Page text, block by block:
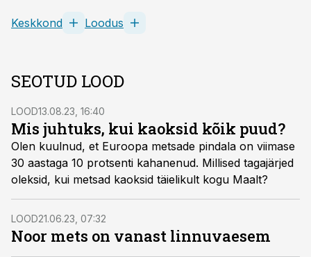
Keskkond Loodus
SEOTUD LOOD
LOOD13.08.23, 16:40
Mis juhtuks, kui kaoksid kõik puud?
Olen kuulnud, et Euroopa metsade pindala on viimase
30 aastaga 10 protsenti kahanenud. Millised tagajärjed
oleksid, kui metsad kaoksid täielikult kogu Maalt?
LOOD21.06.23, 07:32
Noor mets on vanast linnuvaesem